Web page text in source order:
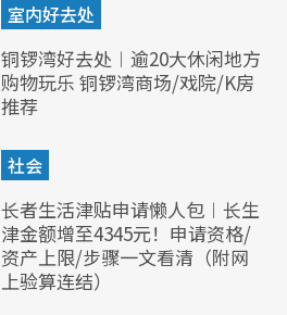
室内好去处
铜锣湾好去处︱逾20大休闲地方
购物玩乐 铜锣湾商场/戏院/K房
推荐
社会
长者生活津贴申请懒人包︱长生
津金额增至4345元！申请资格/
资产上限/步骤一文看清（附网
上验算连结）